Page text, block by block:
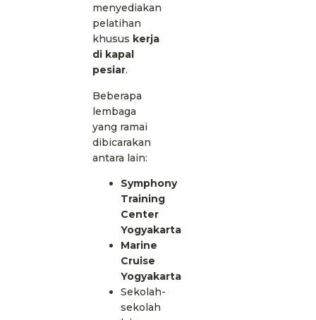
menyediakan
pelatihan
khusus kerja
di kapal
pesiar.
Beberapa
lembaga
yang ramai
dibicarakan
antara lain:
Symphony
Training
Center
Yogyakarta
Marine
Cruise
Yogyakarta
Sekolah-
sekolah